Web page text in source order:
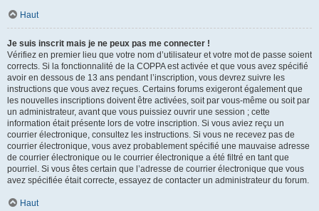
Haut
Je suis inscrit mais je ne peux pas me connecter !
Vérifiez en premier lieu que votre nom d’utilisateur et votre mot de passe soient
corrects. Si la fonctionnalité de la COPPA est activée et que vous avez spécifié
avoir en dessous de 13 ans pendant l’inscription, vous devrez suivre les
instructions que vous avez reçues. Certains forums exigeront également que
les nouvelles inscriptions doivent être activées, soit par vous-même ou soit par
un administrateur, avant que vous puissiez ouvrir une session ; cette
information était présente lors de votre inscription. Si vous aviez reçu un
courrier électronique, consultez les instructions. Si vous ne recevez pas de
courrier électronique, vous avez probablement spécifié une mauvaise adresse
de courrier électronique ou le courrier électronique a été filtré en tant que
pourriel. Si vous êtes certain que l’adresse de courrier électronique que vous
avez spécifiée était correcte, essayez de contacter un administrateur du forum.
Haut